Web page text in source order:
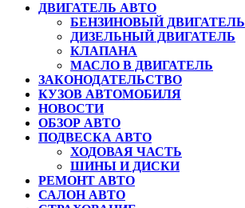
ДВИГАТЕЛЬ АВТО
БЕНЗИНОВЫЙ ДВИГАТЕЛЬ
ДИЗЕЛЬНЫЙ ДВИГАТЕЛЬ
КЛАПАНА
МАСЛО В ДВИГАТЕЛЬ
ЗАКОНОДАТЕЛЬСТВО
КУЗОВ АВТОМОБИЛЯ
НОВОСТИ
ОБЗОР АВТО
ПОДВЕСКА АВТО
ХОДОВАЯ ЧАСТЬ
ШИНЫ И ДИСКИ
РЕМОНТ АВТО
САЛОН АВТО